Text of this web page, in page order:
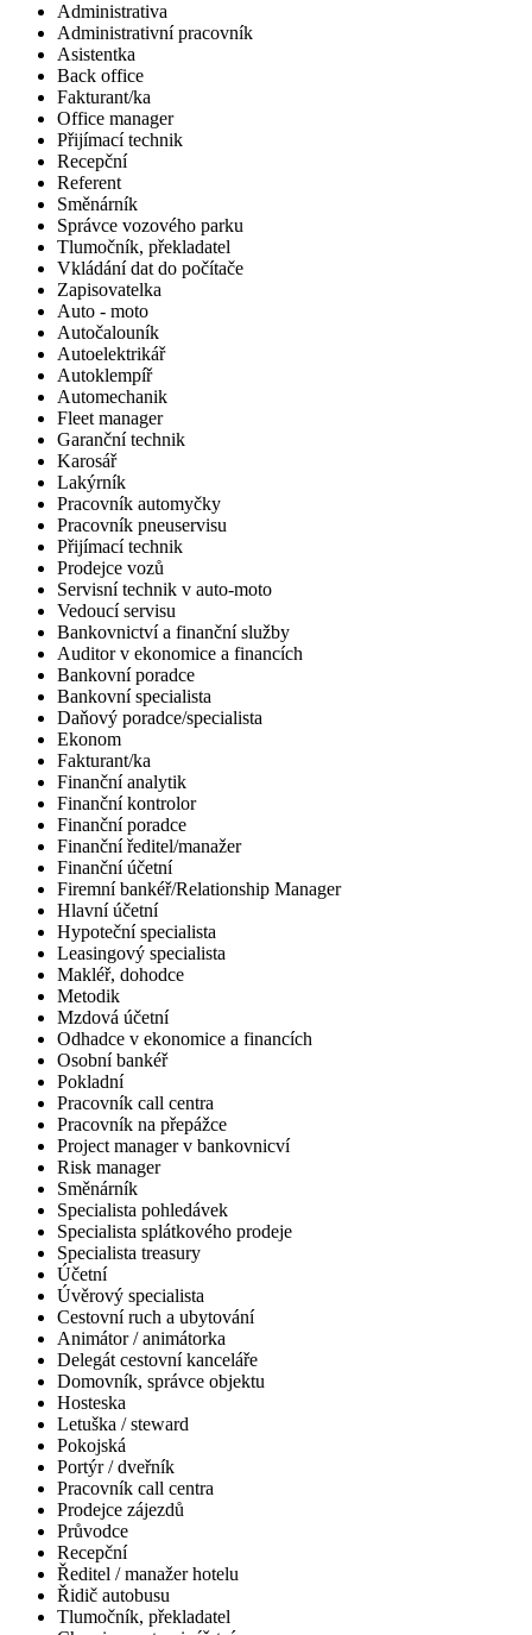
Administrativa
Administrativní pracovník
Asistentka
Back office
Fakturant/ka
Office manager
Přijímací technik
Recepční
Referent
Směnárník
Správce vozového parku
Tlumočník, překladatel
Vkládání dat do počítače
Zapisovatelka
Auto - moto
Autočalouník
Autoelektrikář
Autoklempíř
Automechanik
Fleet manager
Garanční technik
Karosář
Lakýrník
Pracovník automyčky
Pracovník pneuservisu
Přijímací technik
Prodejce vozů
Servisní technik v auto-moto
Vedoucí servisu
Bankovnictví a finanční služby
Auditor v ekonomice a financích
Bankovní poradce
Bankovní specialista
Daňový poradce/specialista
Ekonom
Fakturant/ka
Finanční analytik
Finanční kontrolor
Finanční poradce
Finanční ředitel/manažer
Finanční účetní
Firemní bankéř/Relationship Manager
Hlavní účetní
Hypoteční specialista
Leasingový specialista
Makléř, dohodce
Metodik
Mzdová účetní
Odhadce v ekonomice a financích
Osobní bankéř
Pokladní
Pracovník call centra
Pracovník na přepážce
Project manager v bankovnicví
Risk manager
Směnárník
Specialista pohledávek
Specialista splátkového prodeje
Specialista treasury
Účetní
Úvěrový specialista
Cestovní ruch a ubytování
Animátor / animátorka
Delegát cestovní kanceláře
Domovník, správce objektu
Hosteska
Letuška / steward
Pokojská
Portýr / dveřník
Pracovník call centra
Prodejce zájezdů
Průvodce
Recepční
Ředitel / manažer hotelu
Řidič autobusu
Tlumočník, překladatel